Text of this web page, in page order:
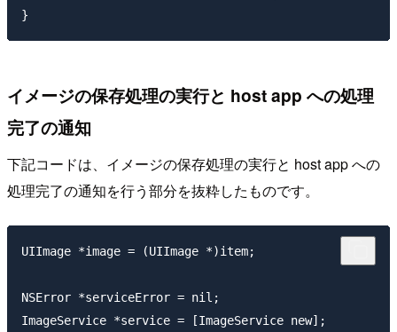
イメージの保存処理の実行と host app への処理
完了の通知
下記コードは、イメージの保存処理の実行と host app への
処理完了の通知を行う部分を抜粋したものです。
UIImage *image = (UIImage *)item;
NSError *serviceError = nil;
ImageService *service = [ImageService new];